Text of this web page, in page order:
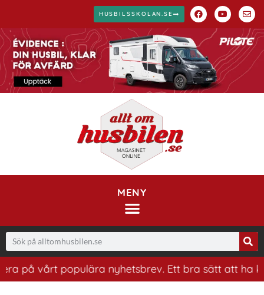
HUSBILSSKOLAN.SE
MENY
vårt populära nyhetsbrev. Ett bra sätt att ha koll